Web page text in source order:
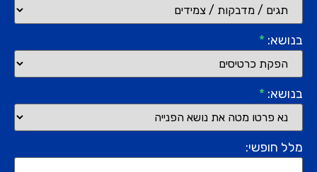
בנושא: *
בנושא: *
מלל חופשי: